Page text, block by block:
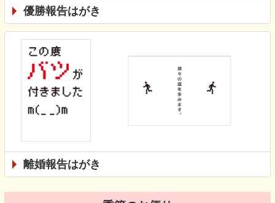
優勝報告はがき
離婚報告はがき